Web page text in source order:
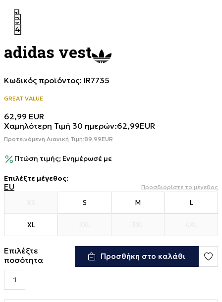
1
2
3
4
adidas vest
Κωδικός προϊόντος: IR7735
GREAT VALUE
62,99 EUR
Χαμηλότερη Τιμή 30 ημερών:62,99EUR
Προτεινόμενη Λιανική Τιμή:89,99EUR
Πτώση τιμής; Ενημέρωσέ με
Επιλέξτε μέγεθος:
EU Προσδιορίστε το μέγεθος
S M L
XL
Επιλέξτε
ποσότητα
Προσθήκη στο καλάθι